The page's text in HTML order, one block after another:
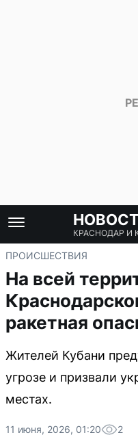
КРАСНОДАР И
ПРОИСШЕСТВИЯ
На всей
ракетная
Жителей Кубани
угрозе и призвали
местах.
11 июня, 2026, 01:20 2